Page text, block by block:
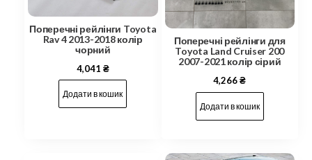
Поперечні рейлінги Toyota
Rav 4 2013-2018 колір
чорний
4,041 ₴
Додати в кошик
Поперечні рейлінги для
Toyota Land Cruiser 200
2007-2021 колір сірий
4,266₴
Додати в кошик